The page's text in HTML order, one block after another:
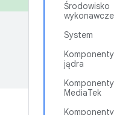
Środowisko
wykonawcze
System
Komponenty
jądra
Komponenty
MediaTek
Komponenty